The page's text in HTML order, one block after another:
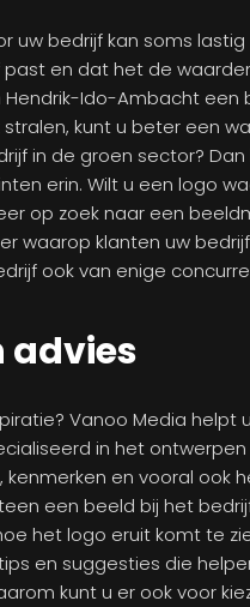
uw bedrijf kan soms
en dat het de
Hendrik-Ido-Ambacht
kunt u beter een
in de groen sector?
erin. Wilt u een logo
op zoek naar een
waarop klanten uw
ook van enige
advies
Vanoo Media helpt
in het
en vooral ook
een beeld bij het
het logo eruit komt te
en suggesties die
kunt u er ook voor